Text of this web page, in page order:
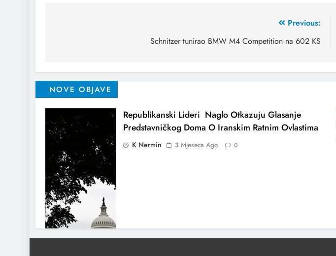
Previous:
Schnitzer tunirao BMW M4 Competition na 602 KS
NOVE OBJAVE
Republikanski Lideri Naglo Otkazuju Glasanje
Predstavničkog Doma O Iranskim Ratnim Ovlastima
K Nermin 3 Mjeseca Ago 0